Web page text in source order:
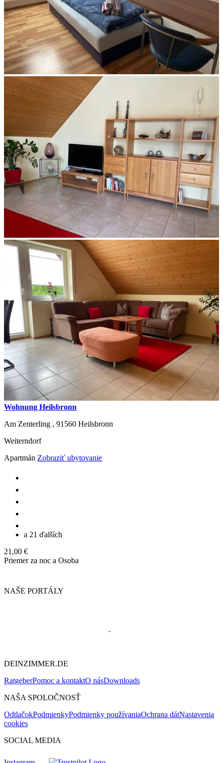
Wohnung Heilsbronn
Am Zenterling , 91560 Heilsbronn
Weiterndorf
Apartmán Zobraziť ubytovanie
a 21 ďalších
21,00 €
Priemer za noc a Osoba
NAŠE PORTÁLY
DEINZIMMER.DE
RatgeberPomoc a kontaktO násDownloads
NAŠA SPOLOČNOSŤ
OdtlačokPodmienkyPodmienky používaniaOchrana dátNastavenia
cookies
SOCIAL MEDIA